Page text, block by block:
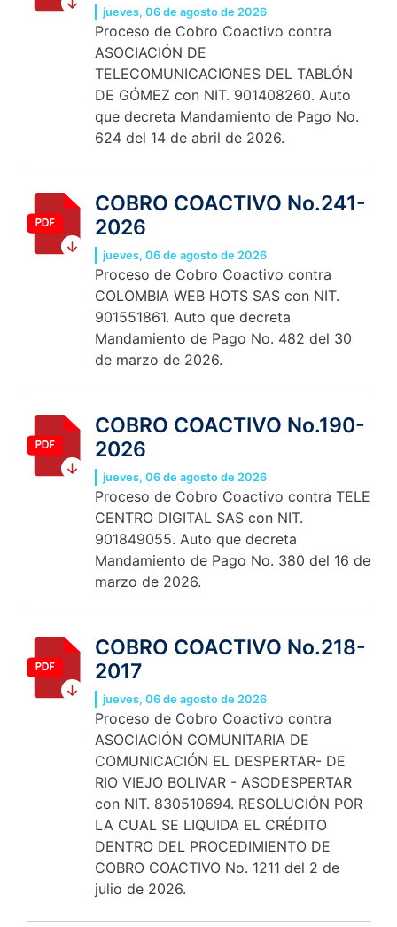
jueves, 06 de agosto de 2026
Proceso de Cobro Coactivo contra
ASOCIACIÓN DE
TELECOMUNICACIONES DEL TABLÓN
DE GÓMEZ con NIT. 901408260. Auto
que decreta Mandamiento de Pago No.
624 del 14 de abril de 2026.
COBRO COACTIVO No.241-
2026
jueves, 06 de agosto de 2026
Proceso de Cobro Coactivo contra
COLOMBIA WEB HOTS SAS con NIT.
901551861. Auto que decreta
Mandamiento de Pago No. 482 del 30
de marzo de 2026.
COBRO COACTIVO No.190-
2026
jueves, 06 de agosto de 2026
Proceso de Cobro Coactivo contra TELE
CENTRO DIGITAL SAS con NIT.
901849055. Auto que decreta
Mandamiento de Pago No. 380 del 16 de
marzo de 2026.
COBRO COACTIVO No.218-
2017
jueves, 06 de agosto de 2026
Proceso de Cobro Coactivo contra
ASOCIACIÓN COMUNITARIA DE
COMUNICACIÓN EL DESPERTAR- DE
RIO VIEJO BOLIVAR - ASODESPERTAR
con NIT. 830510694. RESOLUCIÓN POR
LA CUAL SE LIQUIDA EL CRÉDITO
DENTRO DEL PROCEDIMIENTO DE
COBRO COACTIVO No. 1211 del 2 de
julio de 2026.